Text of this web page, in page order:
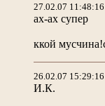
27.02.07 11:48:16
ах-ах супер
ккой
26.02.07 15:29:16
И.К.